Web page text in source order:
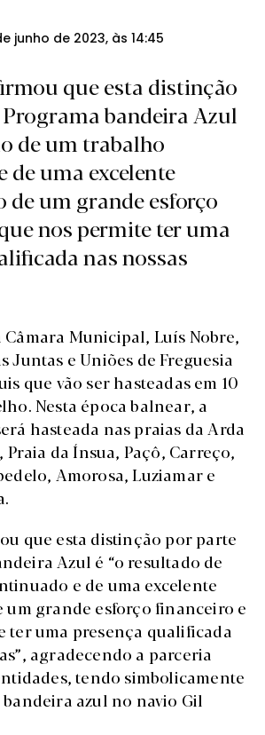
junho de 2023, às 14:45
que esta distinção
bandeira Azul
de um trabalho
de uma excelente
um grande esforço
nos permite ter uma
nas nossas
Câmara Municipal, Luís Nobre,
Juntas e Uniões de Freguesia
que vão ser hasteadas em 10
Nesta época balnear, a
hasteada nas praias da Arda
da Ínsua, Paçô, Carreço,
Amorosa, Luziamar e
que esta distinção por parte
Azul é “o resultado de
e de uma excelente
um grande esforço financeiro e
ter uma presença qualificada
agradecendo a parceria
tendo simbolicamente
azul no navio Gil